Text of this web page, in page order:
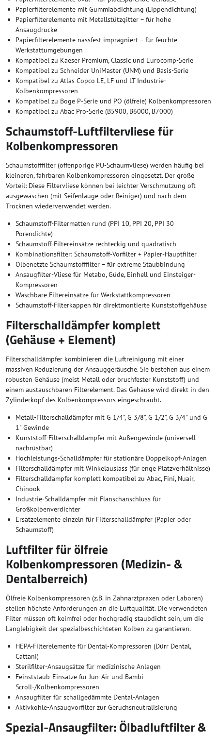
Papierfilterelemente mit Gummiabdichtung (Lippendichtung)
Papierfilterelemente mit Metallstützgitter – für hohe
Ansaugdrücke
Papierfilterelemente nassfest imprägniert – für feuchte
Werkstattumgebungen
Kompatibel zu Kaeser Premium, Classic und Eurocomp-Serie
Kompatibel zu Schneider UniMaster (UNM) und Basis-Serie
Kompatibel zu Atlas Copco LE, LF und LT Industrie-
Kolbenkompressoren
Kompatibel zu Boge P-Serie und PO (ölfreie) Kolbenkompressoren
Kompatibel zu Abac Pro-Serie (B5900, B6000, B7000)
Schaumstoff-Luftfiltervliese für
Kolbenkompressoren
Schaumstofffilter (offenporige PU-Schaumvliese) werden häufig bei
kleineren, fahrbaren Kolbenkompressoren eingesetzt. Der große
Vorteil: Diese Filtervliese können bei leichter Verschmutzung oft
ausgewaschen (mit Seifenlauge oder Reiniger) und nach dem
Trocknen wiederverwendet werden.
Schaumstoff-Filtermatten rund (PPI 10, PPI 20, PPI 30
Porendichte)
Schaumstoff-Filtereinsätze rechteckig und quadratisch
Kombinationsfilter: Schaumstoff-Vorfilter + Papier-Hauptfilter
Ölbenetzte Schaumstofffilter – für extreme Staubbindung
Ansaugfilter-Vliese für Metabo, Güde, Einhell und Einsteiger-
Kompressoren
Waschbare Filtereinsätze für Werkstattkompressoren
Schaumstoff-Filterkappen für direktmontierte Kunststoffgehäuse
Filterschalldämpfer komplett
(Gehäuse + Element)
Filterschalldämpfer kombinieren die Luftreinigung mit einer
massiven Reduzierung der Ansauggeräusche. Sie bestehen aus einem
robusten Gehäuse (meist Metall oder bruchfester Kunststoff) und
einem austauschbaren Filterelement. Das Gehäuse wird direkt in den
Zylinderkopf des Kolbenkompressors eingeschraubt.
Metall-Filterschalldämpfer mit G 1/4", G 3/8", G 1/2", G 3/4" und G
1" Gewinde
Kunststoff-Filterschalldämpfer mit Außengewinde (universell
nachrüstbar)
Hochleistungs-Schalldämpfer für stationäre Doppelkopf-Anlagen
Filterschalldämpfer mit Winkelauslass (für enge Platzverhältnisse)
Filterschalldämpfer komplett kompatibel zu Abac, Fini, Nuair,
Chinook
Industrie-Schalldämpfer mit Flanschanschluss für
Großkolbenverdichter
Ersatzelemente einzeln für Filterschalldämpfer (Papier oder
Schaumstoff)
Luftfilter für ölfreie
Kolbenkompressoren (Medizin- &
Dentalberreich)
Ölfreie Kolbenkompressoren (z.B. in Zahnarztpraxen oder Laboren)
stellen höchste Anforderungen an die Luftqualität. Die verwendeten
Filter müssen oft keimfrei oder hochgradig staubdicht sein, um die
Langlebigkeit der spezialbeschichteten Kolben zu garantieren.
HEPA-Filterelemente für Dental-Kompressoren (Dürr Dental,
Cattani)
Sterilfilter-Ansaugsätze für medizinische Anlagen
Feinststaub-Einsätze für Jun-Air und Bambi
Scroll-/Kolbenkompressoren
Ansaugfilter für schallgedämmte Dental-Anlagen
Aktivkohle-Ansaugvorfilter zur Geruchsneutralisierung
Spezial-Ansaugfilter: Ölbadluftfilter &